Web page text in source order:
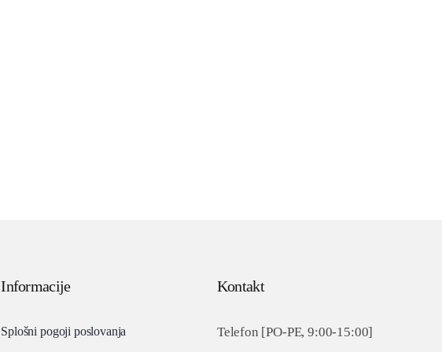
Informacije
Splošni pogoji poslovanja
Kontakt
Telefon [PO-PE, 9:00-15:00]